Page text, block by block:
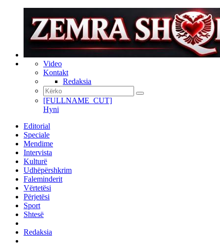
Video
Kontakt
Redaksia
[FULLNAME_CUT]
Hyni
Editorial
Speciale
Mendime
Intervista
Kulturë
Udhëpërshkrim
Faleminderit
Vërtetësi
Përjetësi
Sport
Shtesë
Redaksia